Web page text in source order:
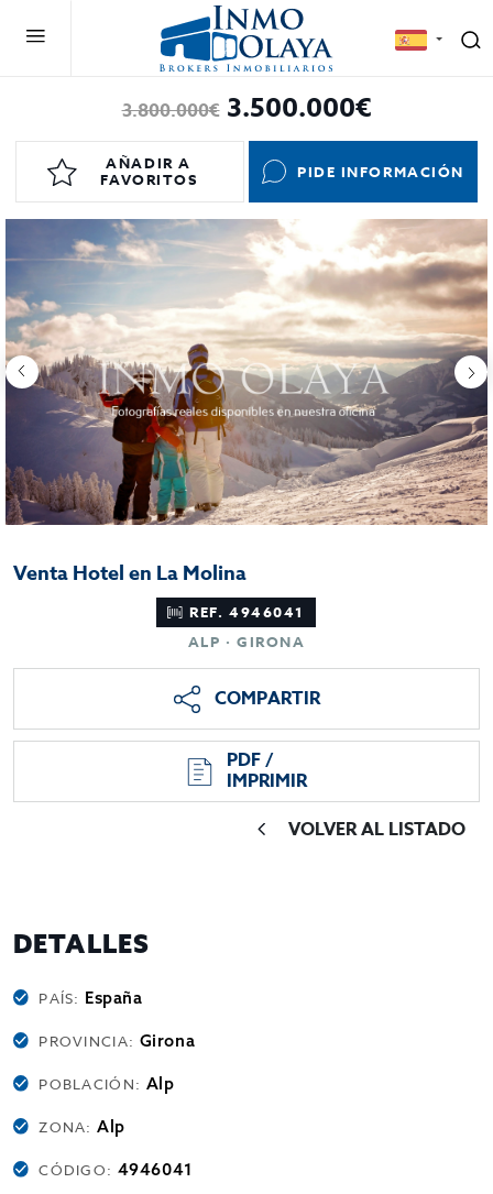
3.800.000€3.500.000€
AÑADIR A
FAVORITOS
PIDE INFORMACIÓN
Venta Hotel en La Molina
REF. 4946041
ALP · GIRONA
COMPARTIR
PDF /
IMPRIMIR
VOLVER AL LISTADO
DETALLES
PAÍS: España
PROVINCIA: Girona
POBLACIÓN: Alp
ZONA:Alp
CÓDIGO: 4946041